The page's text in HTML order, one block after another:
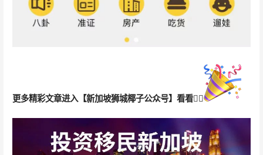
更多精彩文章进入【新加坡狮城椰子公众号】看看👇🏻